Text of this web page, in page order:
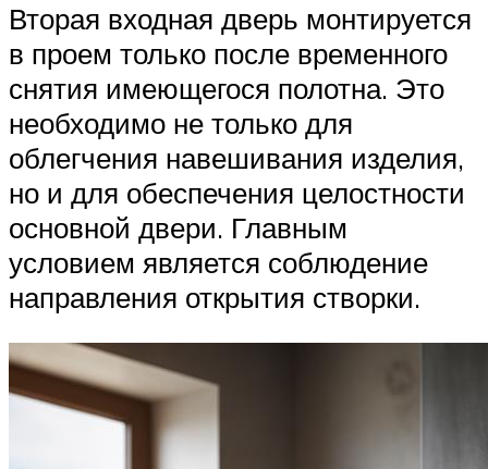
Вторая входная дверь монтируется
в проем только после временного
снятия имеющегося полотна. Это
необходимо не только для
облегчения навешивания изделия,
но и для обеспечения целостности
основной двери. Главным
условием является соблюдение
направления открытия створки.